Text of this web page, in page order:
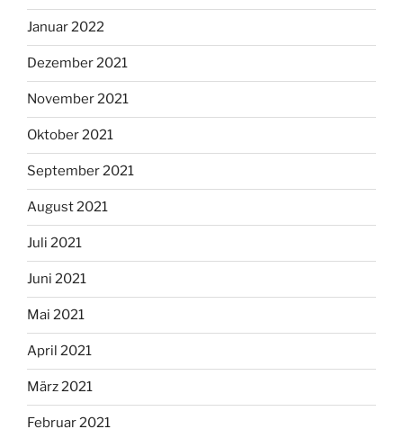
Januar 2022
Dezember 2021
November 2021
Oktober 2021
September 2021
August 2021
Juli 2021
Juni 2021
Mai 2021
April 2021
März 2021
Februar 2021